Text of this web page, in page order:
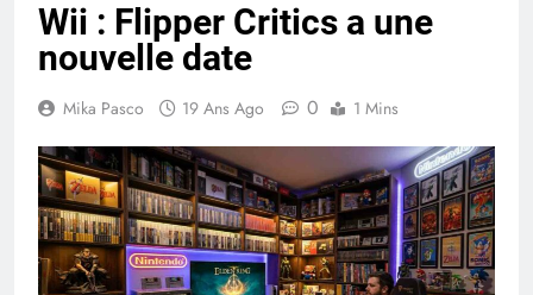
Wii : Flipper Critics a une
nouvelle date
Mika Pasco 19 Ans Ago 0 1 Mins